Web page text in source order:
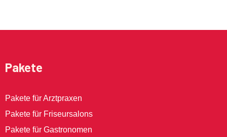
Pakete
Pakete für Arztpraxen
Pakete für Friseursalons
Pakete für Gastronomen